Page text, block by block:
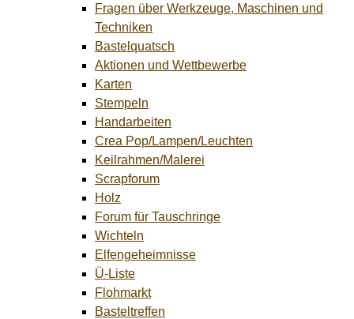
Fragen über Werkzeuge, Maschinen und
Techniken
Bastelquatsch
Aktionen und Wettbewerbe
Karten
Stempeln
Handarbeiten
Crea Pop/Lampen/Leuchten
Keilrahmen/Malerei
Scrapforum
Holz
Forum für Tauschringe
Wichteln
Elfengeheimnisse
Ü-Liste
Flohmarkt
Basteltreffen